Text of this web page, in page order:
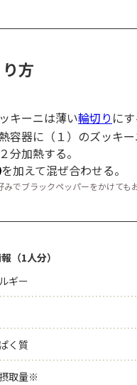
方
キーニは薄い輪切り に
容器に（１）のズッキ
分加熱する。
を加えて混ぜ合わせる。
みでブラックペッパーをかけても
（1人分）
ギー
く質
取量※